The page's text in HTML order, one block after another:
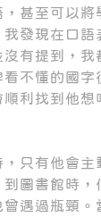
甚至可以
發現在口
有提到，
不懂的國字
利找到他
只有他會
圖書館時，
遇過瓶頸